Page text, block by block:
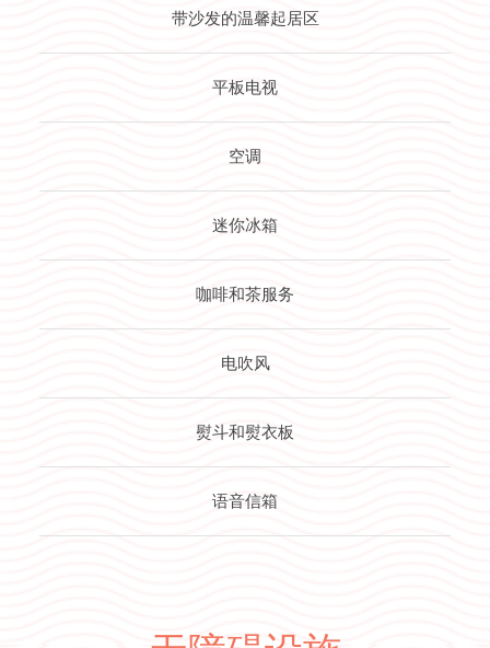
带沙发的温馨起居区
平板电视
空调
迷你冰箱
咖啡和茶服务
电吹风
熨斗和熨衣板
语音信箱